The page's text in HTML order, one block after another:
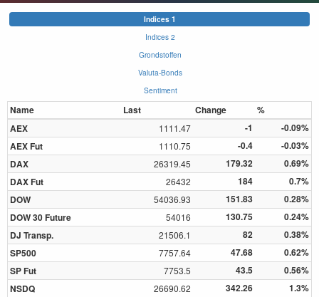
Indices 1
Indices 2
Grondstoffen
Valuta-Bonds
Sentiment
Name Last Change
%
AEX
1111.47 -1
-0.09%
AEX Fut
1110.75 -0.4
-0.03%
DAX
26319.45 179.32
0.69%
DAX Fut
26432 184
0.7%
DOW
54036.93 151.83
0.28%
DOW 30 Future
54016 130.75
0.24%
DJ Transp.
21506.1 82
0.38%
SP500
7757.64 47.68
0.62%
SP Fut
7753.5 43.5
0.56%
NSDQ
26690.62 342.26
1.3%